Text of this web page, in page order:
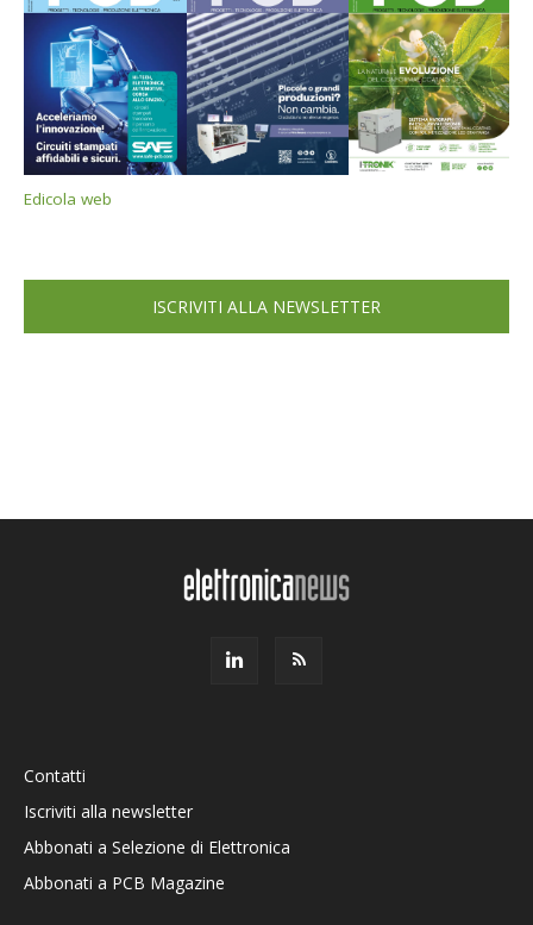
Edicola web
ISCRIVITI ALLA NEWSLETTER
Contatti
Iscriviti alla newsletter
Abbonati a Selezione di Elettronica
Abbonati a PCB Magazine